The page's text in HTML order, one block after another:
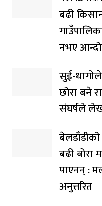
बढी
नभए
सुई-
छोरा बने
संघर्षले
बढी बोरा
पाएनन् :
अनुत्तरित